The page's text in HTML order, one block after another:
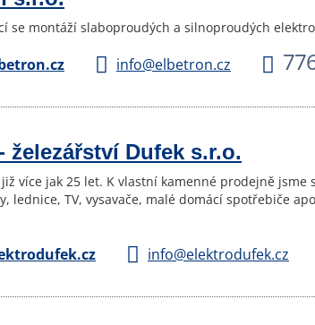
se montáží slaboproudých a silnoproudých
info@elbetron.cz
železářství Dufek s.r.o.
již více jak 25 let. K vlastní kamenné prodejně
lednice, TV, vysavače, malé domácí spotřebiče
info@elektrodufek.cz